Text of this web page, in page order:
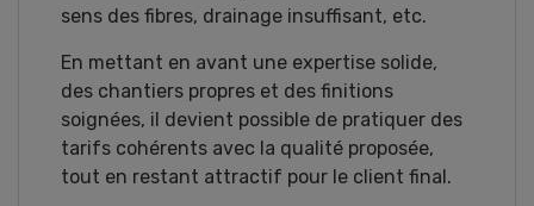
sens des fibres, drainage insuffisant, etc.
En mettant en avant une expertise solide,
des chantiers propres et des finitions
soignées, il devient possible de pratiquer des
tarifs cohérents avec la qualité proposée,
tout en restant attractif pour le client final.